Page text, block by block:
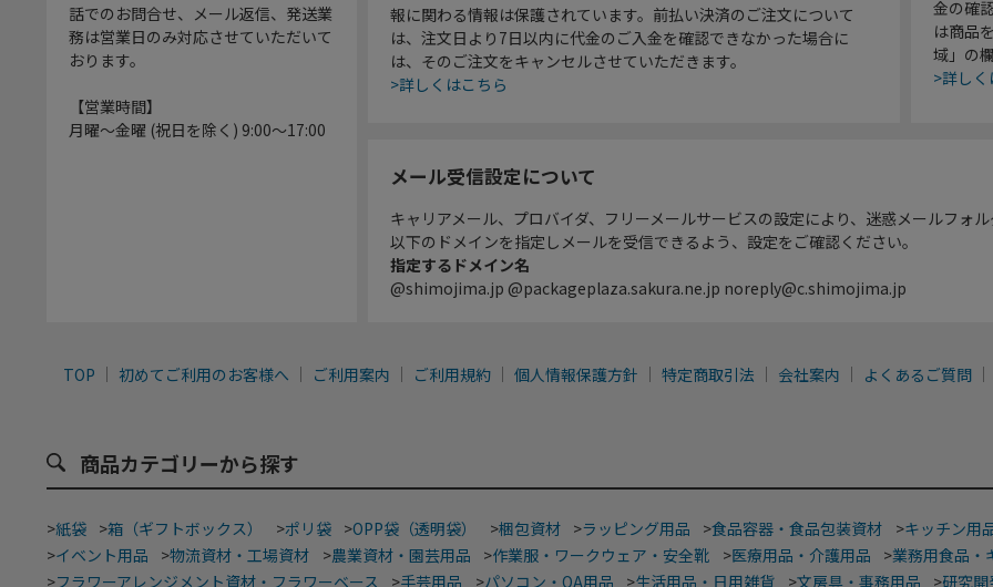
話でのお問合せ、メール返信、発送業
務は営業日のみ対応させていただいて
おります。
【営業時間】
月曜～金曜 (祝日を除く) 9:00～17:00
報に関わる情報は保護されています。前払い決済のご注文について
は、注文日より7日以内に代金のご入金を確認できなかった場合に
は、そのご注文をキャンセルさせていただきます。
>詳しくはこちら
金の確
は商品
域」の
>詳し
メール受信設定について
キャリアメール、プロバイダ、フリーメールサービスの設定により、迷惑メールフォ
以下のドメインを指定しメールを受信できるよう、設定をご確認ください。
指定するドメイン名
@shimojima.jp @packageplaza.sakura.ne.jp noreply@c.shimojima.jp
TOP 初めてご利用のお客様へ ご利用案内 ご利用規約 個人情報保護方針 特定商取引法 会社案内 よくあるご質問
商品カテゴリーから探す
>紙袋 >箱（ギフトボックス） >ポリ袋 >OPP袋（透明袋） >梱包資材 >ラッピング用品 >食品容器・食品包装資材 >キッチン用
>イベント用品 >物流資材・工場資材 >農業資材・園芸用品 >作業服・ワークウェア・安全靴 >医療用品・介護用品 >業務用食品・
>フラワーアレンジメント資材・フラワーベース >手芸用品 >パソコン・OA用品 >生活用品・日用雑貨 >文房具・事務用品 >研究開